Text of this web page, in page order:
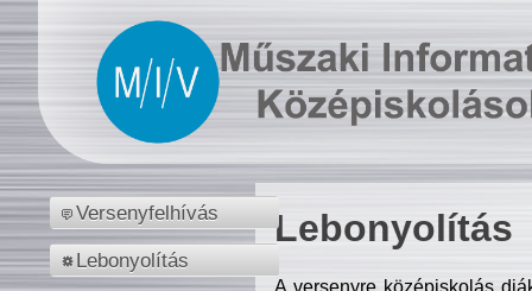
Versenyfelhívás
Lebonyolítás
Lebonyolítás
A versenyre középiskolás